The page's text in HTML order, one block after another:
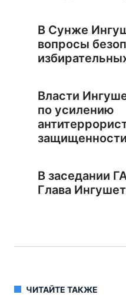
В Сунже
вопросы
Власти
по усилению
защищенности
В заседании
Глава
ЧИТАЙТЕ ТАКЖЕ